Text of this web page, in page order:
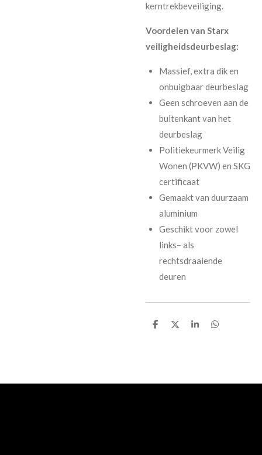
kerntrekbeveiliging.
Voordelen van Starx
veiligheidsdeurbeslag:
Massief, extra dik en
onbuigbaar deurbeslag
Geen schroeven aan de
buitenkant van het
deurbeslag
Politiekeurmerk Veilig
Wonen (PKVW) en SKG
certificaat
Gemaakt van duurzaam
aluminium
Geschikt voor zowel
links– als
rechtsdraaiende
deuren
D
D
S
D